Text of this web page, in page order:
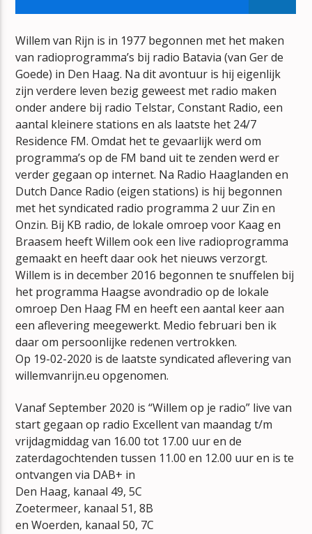
HUIDIG NUMMER
ZONNEBANK
RAY & BEER
mz-radio
Willem van Rijn is in 1977 begonnen met het maken
van radioprogramma’s bij radio Batavia (van Ger de
Goede) in Den Haag. Na dit avontuur is hij eigenlijk
zijn verdere leven bezig geweest met radio maken
onder andere bij radio Telstar, Constant Radio, een
aantal kleinere stations en als laatste het 24/7
Residence FM. Omdat het te gevaarlijk werd om
programma’s op de FM band uit te zenden werd er
verder gegaan op internet. Na Radio Haaglanden en
Dutch Dance Radio (eigen stations) is hij begonnen
met het syndicated radio programma 2 uur Zin en
Onzin. Bij KB radio, de lokale omroep voor Kaag en
Braasem heeft Willem ook een live radioprogramma
gemaakt en heeft daar ook het nieuws verzorgt.
Willem is in december 2016 begonnen te snuffelen bij
het programma Haagse avondradio op de lokale
omroep Den Haag FM en heeft een aantal keer aan
een aflevering meegewerkt. Medio februari ben ik
daar om persoonlijke redenen vertrokken.
Op 19-02-2020 is de laatste syndicated aflevering van
willemvanrijn.eu opgenomen.
Vanaf September 2020 is “Willem op je radio” live van
start gegaan op radio Excellent van maandag t/m
vrijdagmiddag van 16.00 tot 17.00 uur en de
zaterdagochtenden tussen 11.00 en 12.00 uur en is te
ontvangen via DAB+ in
Den Haag, kanaal 49, 5C
Zoetermeer, kanaal 51, 8B
en Woerden, kanaal 50, 7C